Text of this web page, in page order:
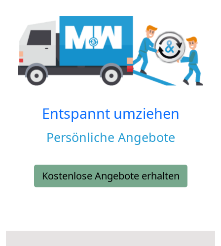
Entspannt umziehen
Persönliche Angebote
Kostenlose Angebote erhalten